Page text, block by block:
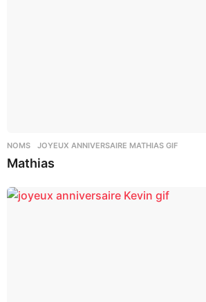
NOMS JOYEUX ANNIVERSAIRE MATHIAS GIF
Mathias